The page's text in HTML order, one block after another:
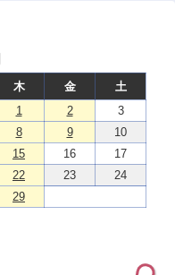
木 金
土
1
2
3
8 9
10
15 16
17
22 23
24
29